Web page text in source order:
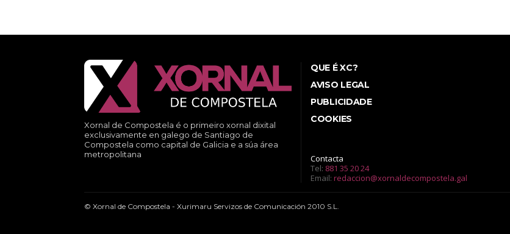
Xornal de Compostela é o primeiro xornal dixital
exclusivamente en galego de Santiago de
Compostela como capital de Galicia e a súa área
metropolitana
QUE É XC?
AVISO LEGAL
PUBLICIDADE
COOKIES
Contacta
Tel: 881 35 20 24
Email: redaccion@xornaldecompostela.gal
© Xornal de Compostela - Xurimaru Servizos de Comunicación 2010 S.L.